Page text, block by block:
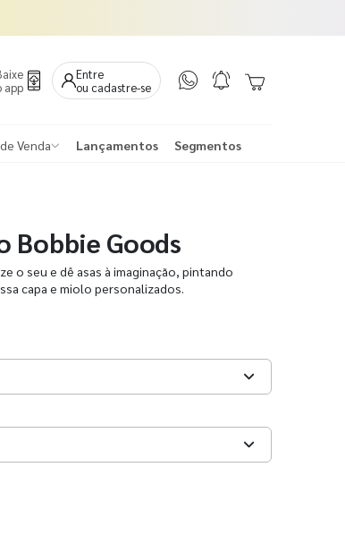
app
Entre
ou cadastre-se
Venda Lançamentos Segmentos
Bobbie Goods
o seu e dê asas à imaginação, pintando
capa e miolo personalizados.